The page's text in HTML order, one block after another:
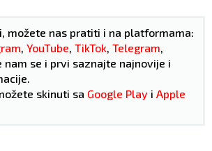
možete nas pratiti i na platformama:
, YouTube, TikTok, Telegram,
nam se i prvi saznajte najnovije i
skinuti sa Google Play i Apple